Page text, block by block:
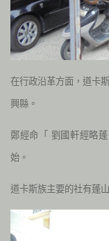
在行政沿革方面，道卡
興縣。
鄭經命「 劉國軒經略
始。
道卡斯族主要的社有蓬